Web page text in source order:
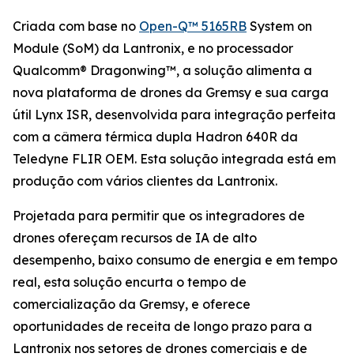
Criada com base no Open-Q™ 5165RB System on
Module (SoM) da Lantronix, e no processador
Qualcomm® Dragonwing™, a solução alimenta a
nova plataforma de drones da Gremsy e sua carga
útil Lynx ISR, desenvolvida para integração perfeita
com a câmera térmica dupla Hadron 640R da
Teledyne FLIR OEM. Esta solução integrada está em
produção com vários clientes da Lantronix.
Projetada para permitir que os integradores de
drones ofereçam recursos de IA de alto
desempenho, baixo consumo de energia e em tempo
real, esta solução encurta o tempo de
comercialização da Gremsy, e oferece
oportunidades de receita de longo prazo para a
Lantronix nos setores de drones comerciais e de